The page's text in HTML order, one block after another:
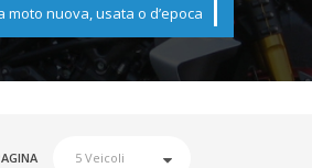
moto nuova, usata o d’epoca